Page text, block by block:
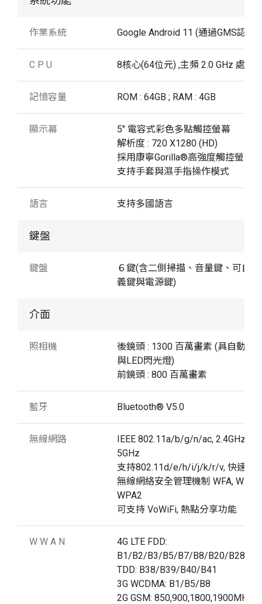
作業系統 Google Android 11 (通過GMS認證)
C P U 8核心(64位元) ,主頻 2.0 GHz 處理
記憶容量 ROM : 64GB ; RAM : 4GB
顯示幕
5" 電容式彩色多點觸控螢幕
解析度 : 720 X1280 (HD)
採用康寧Gorilla®高強度觸控螢幕
支持手套與濕手指操作模式
語言 支持多國語言
鍵盤
鍵盤
６鍵(含二側掃描、音量鍵、可自定
義鍵與電源鍵)
介面
照相機
後鏡頭 : 1300 百萬畫素 (具自動對
與LED閃光燈)
前鏡頭 : 800 百萬畫素
藍牙 Bluetooth® V5.0
無線網路
IEEE 802.11a/b/g/n/ac, 2.4GHz與
5GHz
支持802.11d/e/h/i/j/k/r/v, 快速漫
無線網絡安全管理機制 WFA, WPA
WPA2
可支持 VoWiFi, 熱點分享功能
W W A N
4G LTE FDD:
B1/B2/B3/B5/B7/B8/B20/B28A/
TDD: B38/B39/B40/B41
3G WCDMA: B1/B5/B8
2G GSM: 850,900,1800,1900MHz